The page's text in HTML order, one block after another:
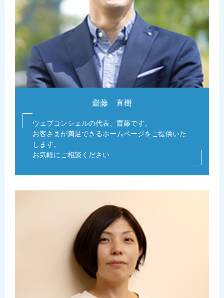
齋藤 直樹
ウェブコンシェルの代表、齋藤です。
お客さまが満足できるホームページをご提供いた
します。
お気軽にご相談ください